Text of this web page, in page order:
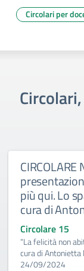
Circolari per
più qui. Lo
cura di
Circolare 15
“La felicità non
cura di
24/09/2024